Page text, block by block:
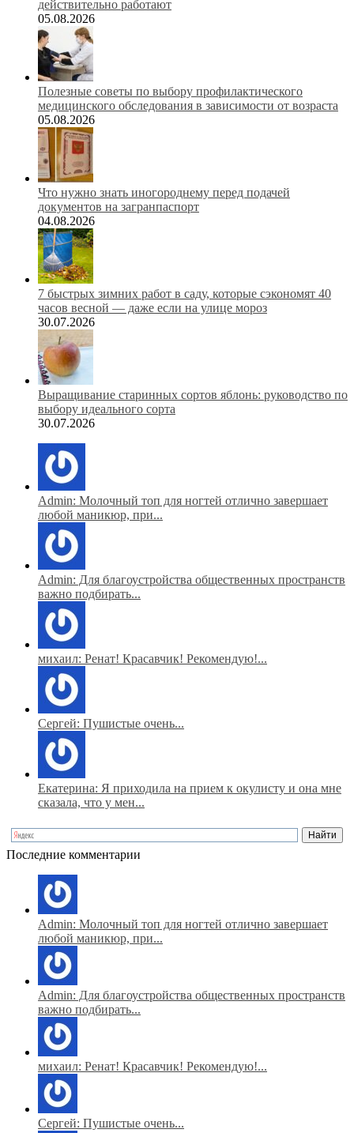
действительно работают
05.08.2026
Полезные советы по выбору профилактического
медицинского обследования в зависимости от возраста
05.08.2026
Что нужно знать иногороднему перед подачей
документов на загранпаспорт
04.08.2026
7 быстрых зимних работ в саду, которые сэкономят 40
часов весной — даже если на улице мороз
30.07.2026
Выращивание старинных сортов яблонь: руководство по
выбору идеального сорта
30.07.2026
Admin: Молочный топ для ногтей отлично завершает
любой маникюр, при...
Admin: Для благоустройства общественных пространств
важно подбирать...
михаил: Ренат! Красавчик! Рекомендую!...
Сергей: Пушистые очень...
Екатерина: Я приходила на прием к окулисту и она мне
сказала, что у мен...
Последние комментарии
Admin: Молочный топ для ногтей отлично завершает
любой маникюр, при...
Admin: Для благоустройства общественных пространств
важно подбирать...
михаил: Ренат! Красавчик! Рекомендую!...
Сергей: Пушистые очень...